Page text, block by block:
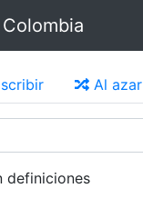
Al azar
definiciones